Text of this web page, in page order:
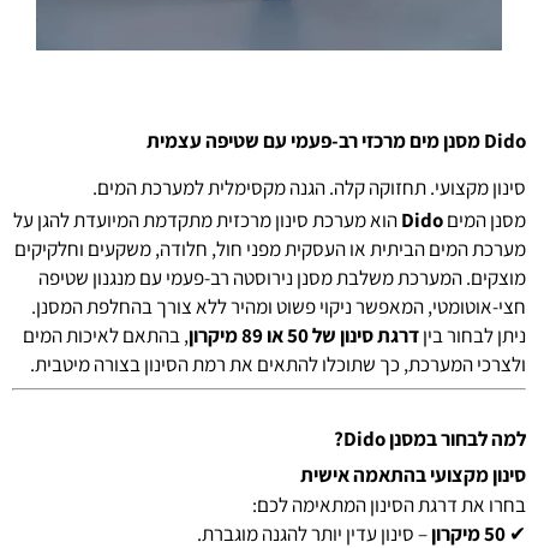
Dido מסנן מים מרכזי רב-פעמי עם שטיפה עצמית
סינון מקצועי. תחזוקה קלה. הגנה מקסימלית למערכת המים.
מסנן המיםDidoהוא מערכת סינון מרכזית מתקדמת המיועדת להגן על
מערכת המים הביתית או העסקית מפני חול, חלודה, משקעים וחלקיקים
מוצקים. המערכת משלבת מסנן נירוסטה רב-פעמי עם מנגנון שטיפה
חצי-אוטומטי, המאפשר ניקוי פשוט ומהיר ללא צורך בהחלפת המסנן.
ניתן לבחור ביןדרגת סינון של 50 או 89 מיקרון
, בהתאם לאיכות המים
ולצרכי המערכת, כך שתוכלו להתאים את רמת הסינון בצורה מיטבית.
למה לבחור במסנן Dido?
סינון מקצועי בהתאמה אישית
בחרו את דרגת הסינון המתאימה לכם:
✔ 50 מיקרון
– סינון עדין יותר להגנה מוגברת.